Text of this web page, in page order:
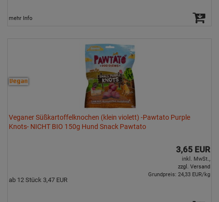
mehr Info
Veganer Süßkartoffelknochen (klein violett) -Pawtato Purple
Knots- NICHT BIO 150g Hund Snack Pawtato
3,65 EUR
inkl. MwSt.,
zzgl. Versand
ab 12 Stück 3,47 EUR
Grundpreis: 24,33 EUR/kg